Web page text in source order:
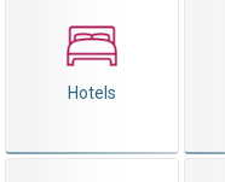
Hotels